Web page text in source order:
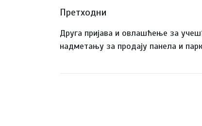
Претходни
Друга пријава и овлашћење за
надметању за продају панела и